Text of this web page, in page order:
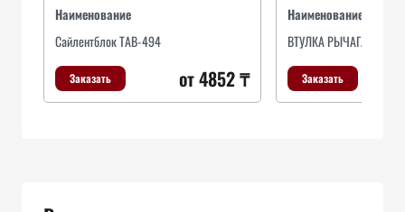
Наименование
Сайлентблок TAB-494
Заказать от 4852 ₸
Наименование
ВТУЛКА РЫЧАГА
Заказать